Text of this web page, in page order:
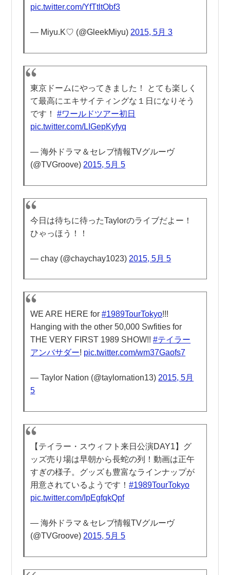
pic.twitter.com/YfTtltObf3
— Miyu.K♡ (@GleekMiyu) 2015, 5月 3
東京ドームにやってきました！ とても楽しく
て最高にエキサイティングな１日になりそう
です！#ワールドツアー初日
pic.twitter.com/LIGepKyfyq
— 海外ドラマ＆セレブ情報TVグルーヴ
(@TVGroove) 2015, 5月 5
今日は待ちに待ったTaylorのライブだよー！
ひゃっほう！！
— chay (@chaychay1023) 2015, 5月 5
WE ARE HERE for#1989TourTokyo!!!
Hanging with the other 50,000 Swfities for
THE VERY FIRST 1989 SHOW!!#テイラー
アンバサダー! pic.twitter.com/wm37Gaofs7
— Taylor Nation (@taylornation13)2015, 5月
5
【テイラー・スウィフト来日公演DAY1】グ
ッズ売り場は早朝から長蛇の列！動画は正午
すぎの様子。グッズも豊富なラインナップが
用意されているようです！#1989TourTokyo
pic.twitter.com/IpEgfqkQpf
— 海外ドラマ＆セレブ情報TVグルーヴ
(@TVGroove) 2015, 5月 5